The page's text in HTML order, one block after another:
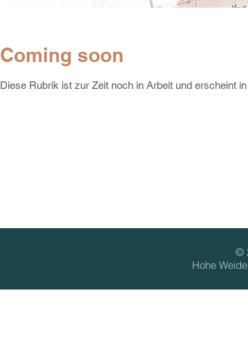
Coming soon
Diese Rubrik ist zur Zeit noch in Arbeit und erscheint
©
Hohe